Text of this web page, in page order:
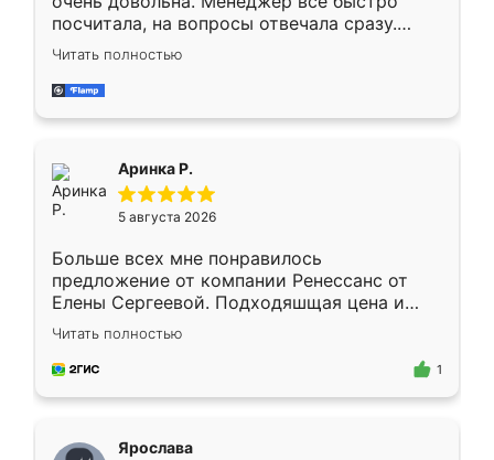
посчитала, на вопросы отвечала сразу.
Замерщик приехал в субботу, подошёл к
делу со всей ответственностью. Собрали
за день, ребята работали аккуратно, даже
Читать полностью
Аринка Р.
5 августа 2026
Больше всех мне понравилось
предложение от компании Ренессанс от
Елены Сергеевой. Подходяшщая цена и
короткие сроки изготовления. Приехавший
для замера сотрудник Владислав
предложил по моему эскизу самый
Читать полностью
1
Ярослава